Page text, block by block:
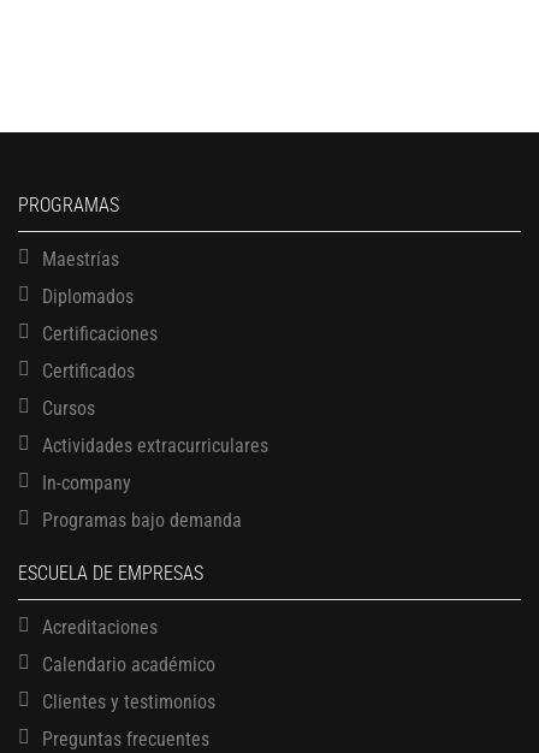
PROGRAMAS
Maestrías
Diplomados
Certificaciones
Certificados
Cursos
Actividades extracurriculares
In-company
Programas bajo demanda
ESCUELA DE EMPRESAS
Acreditaciones
Calendario académico
Clientes y testimonios
Preguntas frecuentes